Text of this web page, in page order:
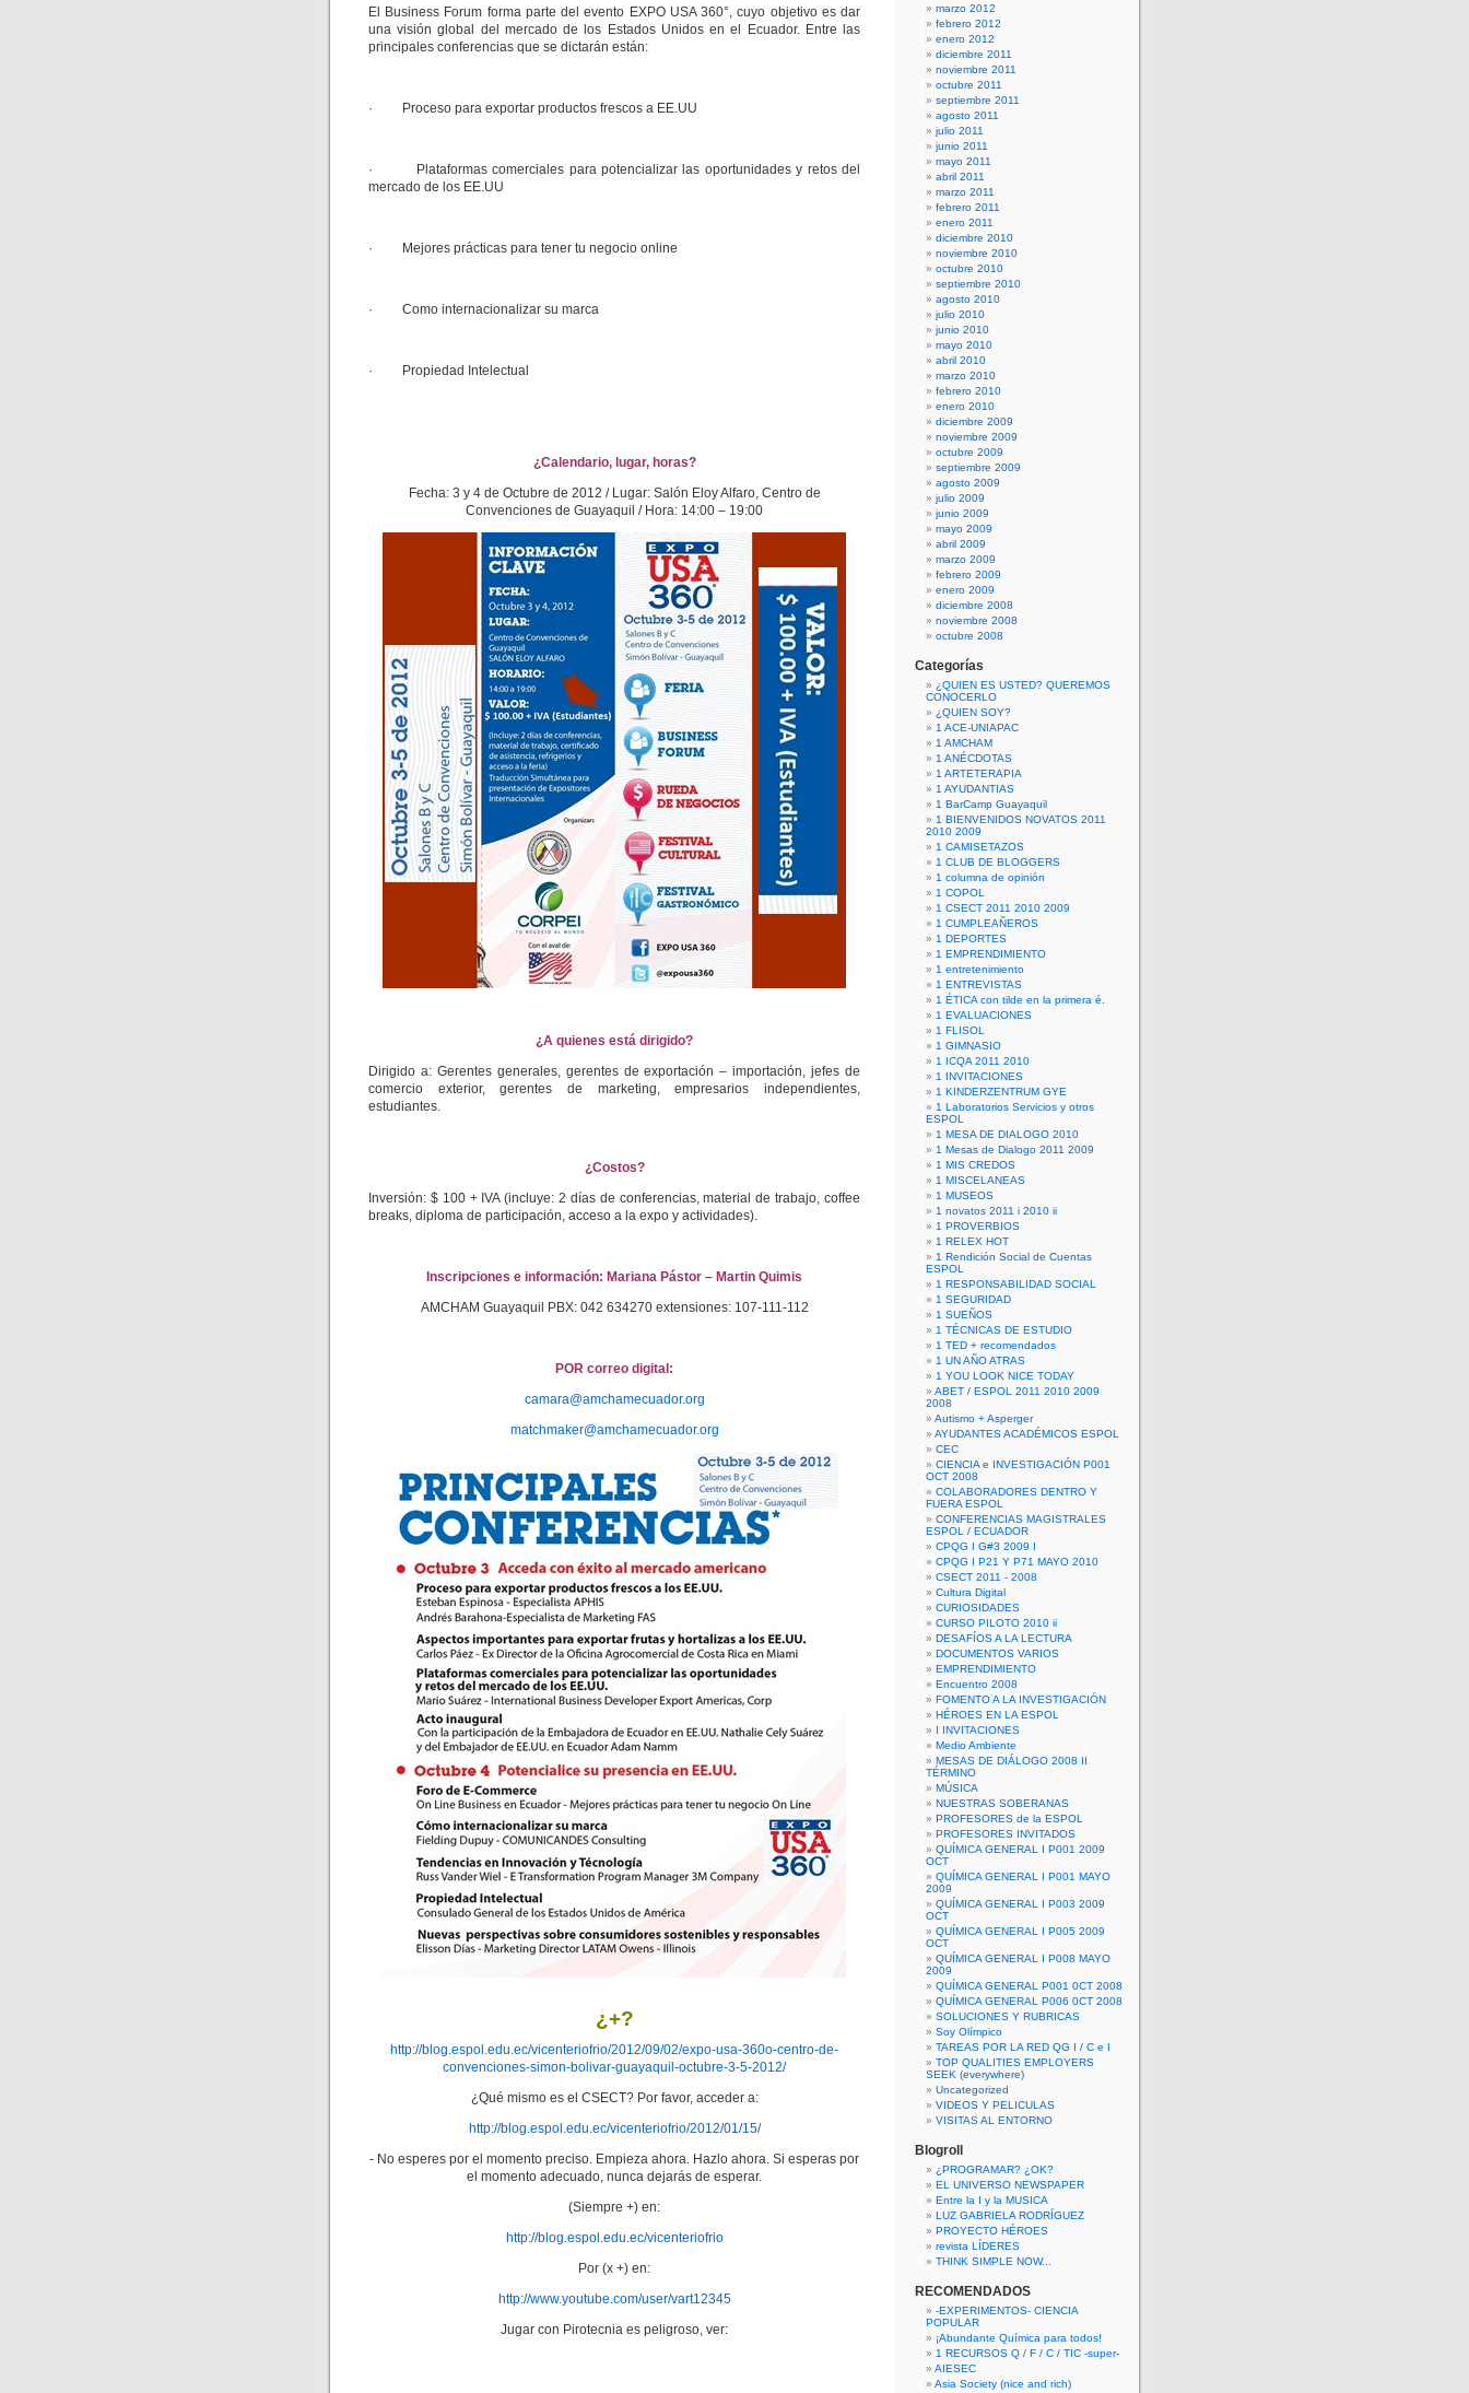
El Business Forum forma parte del evento EXPO USA 360°, cuyo objetivo es dar
una visión global del mercado de los Estados Unidos en el Ecuador. Entre las
principales conferencias que se dictarán están:
· Proceso para exportar productos frescos a EE.UU
· Plataformas comerciales para potencializar las oportunidades y retos del
mercado de los EE.UU
· Mejores prácticas para tener tu negocio online
· Como internacionalizar su marca
· Propiedad Intelectual
¿Calendario, lugar, horas?
Fecha: 3 y 4 de Octubre de 2012 / Lugar: Salón Eloy Alfaro, Centro de
Convenciones de Guayaquil / Hora: 14:00 – 19:00
¿A quienes está dirigido?
Dirigido a: Gerentes generales, gerentes de exportación – importación, jefes de
comercio exterior, gerentes de marketing, empresarios independientes,
estudiantes.
¿Costos?
Inversión: $ 100 + IVA (incluye: 2 días de conferencias, material de trabajo, coffee
breaks, diploma de participación, acceso a la expo y actividades).
Inscripciones e información: Mariana Pástor – Martin Quimis
AMCHAM Guayaquil PBX: 042 634270 extensiones: 107-111-112
POR correo digital:
camara@amchamecuador.org
matchmaker@amchamecuador.org
¿+?
http://blog.espol.edu.ec/vicenteriofrio/2012/09/02/expo-usa-360o-centro-de-
convenciones-simon-bolivar-guayaquil-octubre-3-5-2012/
¿Qué mismo es el CSECT? Por favor, acceder a:
http://blog.espol.edu.ec/vicenteriofrio/2012/01/15/
- No esperes por el momento preciso. Empieza ahora. Hazlo ahora. Si esperas por
el momento adecuado, nunca dejarás de esperar.
(Siempre +) en:
http://blog.espol.edu.ec/vicenteriofrio
Por (x +) en:
http://www.youtube.com/user/vart12345
Jugar con Pirotecnia es peligroso, ver:
marzo 2012
febrero 2012
enero 2012
diciembre 2011
noviembre 2011
octubre 2011
septiembre 2011
agosto 2011
julio 2011
junio 2011
mayo 2011
abril 2011
marzo 2011
febrero 2011
enero 2011
diciembre 2010
noviembre 2010
octubre 2010
septiembre 2010
agosto 2010
julio 2010
junio 2010
mayo 2010
abril 2010
marzo 2010
febrero 2010
enero 2010
diciembre 2009
noviembre 2009
octubre 2009
septiembre 2009
agosto 2009
julio 2009
junio 2009
mayo 2009
abril 2009
marzo 2009
febrero 2009
enero 2009
diciembre 2008
noviembre 2008
octubre 2008
Categorías
¿QUIEN ES USTED? QUEREMOS
CONOCERLO
¿QUIEN SOY?
1 ACE-UNIAPAC
1 AMCHAM
1 ANÉCDOTAS
1 ARTETERAPIA
1 AYUDANTIAS
1 BarCamp Guayaquil
1 BIENVENIDOS NOVATOS 2011
2010 2009
1 CAMISETAZOS
1 CLUB DE BLOGGERS
1 columna de opinión
1 COPOL
1 CSECT 2011 2010 2009
1 CUMPLEAÑEROS
1 DEPORTES
1 EMPRENDIMIENTO
1 entretenimiento
1 ENTREVISTAS
1 ÉTICA con tilde en la primera é.
1 EVALUACIONES
1 FLISOL
1 GIMNASIO
1 ICQA 2011 2010
1 INVITACIONES
1 KINDERZENTRUM GYE
1 Laboratorios Servicios y otros
ESPOL
1 MESA DE DIALOGO 2010
1 Mesas de Dialogo 2011 2009
1 MIS CREDOS
1 MISCELANEAS
1 MUSEOS
1 novatos 2011 i 2010 ii
1 PROVERBIOS
1 RELEX HOT
1 Rendición Social de Cuentas
ESPOL
1 RESPONSABILIDAD SOCIAL
1 SEGURIDAD
1 SUEÑOS
1 TÉCNICAS DE ESTUDIO
1 TED + recomendados
1 UN AÑO ATRAS
1 YOU LOOK NICE TODAY
ABET / ESPOL 2011 2010 2009
2008
Autismo + Asperger
AYUDANTES ACADÉMICOS ESPOL
CEC
CIENCIA e INVESTIGACIÓN P001
OCT 2008
COLABORADORES DENTRO Y
FUERA ESPOL
CONFERENCIAS MAGISTRALES
ESPOL / ECUADOR
CPQG I G#3 2009 I
CPQG I P21 Y P71 MAYO 2010
CSECT 2011 - 2008
Cultura Digital
CURIOSIDADES
CURSO PILOTO 2010 ii
DESAFÍOS A LA LECTURA
DOCUMENTOS VARIOS
EMPRENDIMIENTO
Encuentro 2008
FOMENTO A LA INVESTIGACIÓN
HÉROES EN LA ESPOL
I INVITACIONES
Medio Ambiente
MESAS DE DIÁLOGO 2008 II
TÉRMINO
MÚSICA
NUESTRAS SOBERANAS
PROFESORES de la ESPOL
PROFESORES INVITADOS
QUÍMICA GENERAL I P001 2009
OCT
QUÍMICA GENERAL I P001 MAYO
2009
QUÍMICA GENERAL I P003 2009
OCT
QUÍMICA GENERAL I P005 2009
OCT
QUÍMICA GENERAL I P008 MAYO
2009
QUÍMICA GENERAL P001 0CT 2008
QUÍMICA GENERAL P006 0CT 2008
SOLUCIONES Y RUBRICAS
Soy Olímpico
TAREAS POR LA RED QG I / C e I
TOP QUALITIES EMPLOYERS
SEEK (everywhere)
Uncategorized
VIDEOS Y PELICULAS
VISITAS AL ENTORNO
Blogroll
¿PROGRAMAR? ¿OK?
EL UNIVERSO NEWSPAPER
Entre la I y la MUSICA
LUZ GABRIELA RODRÍGUEZ
PROYECTO HÉROES
revista LÍDERES
THINK SIMPLE NOW...
RECOMENDADOS
-EXPERIMENTOS- CIENCIA
POPULAR
¡Abundante Química para todos!
1 RECURSOS Q / F / C / TIC -super-
AIESEC
Asia Society (nice and rich)